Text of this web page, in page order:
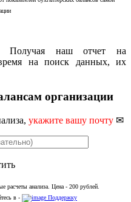
наш отчет на
на поиск данных, их
организации
укажите вашу почту ✉
расчеты анализа. Цена - 200 рублей.
в - Поддержку